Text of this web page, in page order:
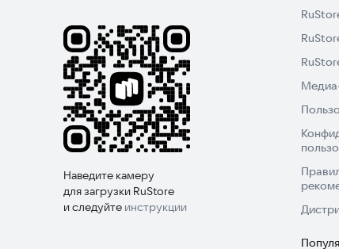
Наведите камеру
для загрузки RuStore
и следуйте инструкции